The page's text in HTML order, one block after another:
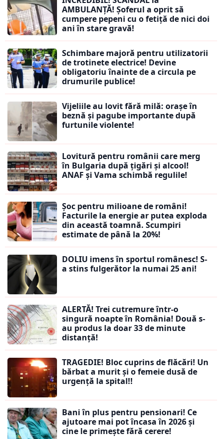
AMBULANȚĂ! Șoferul a oprit să
cumpere pepeni cu o fetiță de nici doi
ani în stare gravă!
Schimbare majoră pentru utilizatorii
de trotinete electrice! Devine
obligatoriu înainte de a circula pe
drumurile publice!
Vijeliile au lovit fără milă: orașe în
beznă și pagube importante după
furtunile violente!
Lovitură pentru românii care merg
în Bulgaria după țigări și alcool!
ANAF și Vama schimbă regulile!
Șoc pentru milioane de români!
Facturile la energie ar putea exploda
din această toamnă. Scumpiri
estimate de până la 20%!
DOLIU imens în sportul românesc! S-
a stins fulgerător la numai 25 ani!
ALERTĂ! Trei cutremure într-o
singură noapte în România! Două s-
au produs la doar 33 de minute
distanță!
TRAGEDIE! Bloc cuprins de flăcări! Un
bărbat a murit și o femeie dusă de
urgență la spital!!
Bani în plus pentru pensionari! Ce
ajutoare mai pot încasa în 2026 și
cine le primește fără cerere!